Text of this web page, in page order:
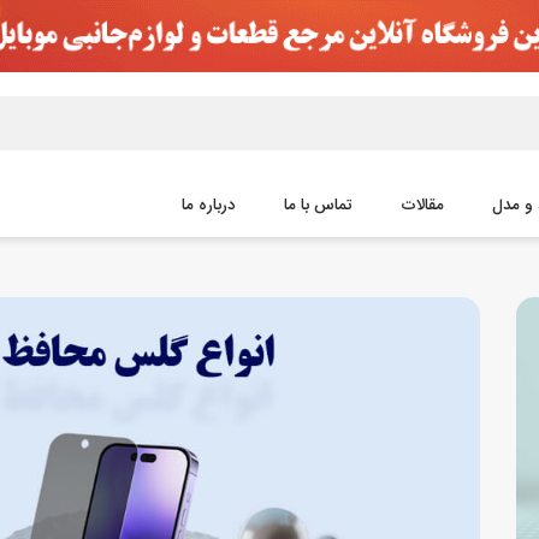
و مدل مقالات تماس با ما درباره ما